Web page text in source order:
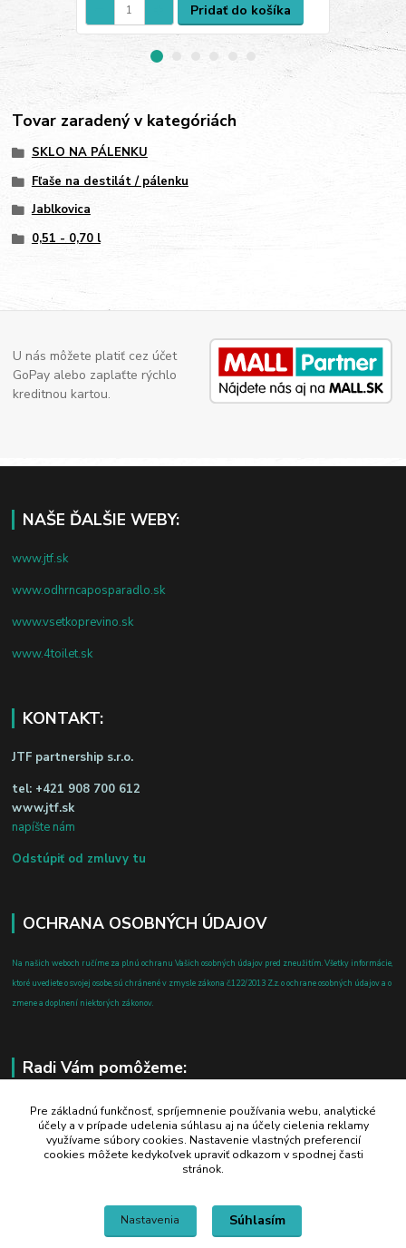
Pridať do košíka
Tovar zaradený v kategóriách
SKLO NA PÁLENKU
Fľaše na destilát / pálenku
Jablkovica
0,51 - 0,70 l
U nás môžete platiť cez účet
GoPay alebo zaplaťte rýchlo
kreditnou kartou.
NAŠE ĎALŠIE WEBY:
www.jtf.sk
www.odhrncaposparadlo.sk
www.vsetkoprevino.sk
www.4toilet.sk
KONTAKT:
JTF partnership s.r.o.
tel: +421 908 700 612
www.jtf.sk
napíšte nám
Odstúpiť od zmluvy tu
OCHRANA OSOBNÝCH ÚDAJOV
Na našich weboch ručíme za plnú ochranu Vašich osobných údajov pred zneužitím. Všetky informácie,
ktoré uvediete o svojej osobe, sú chránené v zmysle zákona č.122/2013 Z.z. o ochrane osobných údajov a o
zmene a doplnení niektorých zákonov.
Radi Vám pomôžeme:
+421 908 700 612
po-pia: 8.00 - 16.00
business@jtf.sk
Pre základnú funkčnosť, spríjemnenie používania webu, analytické
účely a v prípade udelenia súhlasu aj na účely cielenia reklamy
využívame súbory cookies. Nastavenie vlastných preferencií
cookies môžete kedykoľvek upraviť odkazom v spodnej časti
stránok.
Nastavenia Súhlasím